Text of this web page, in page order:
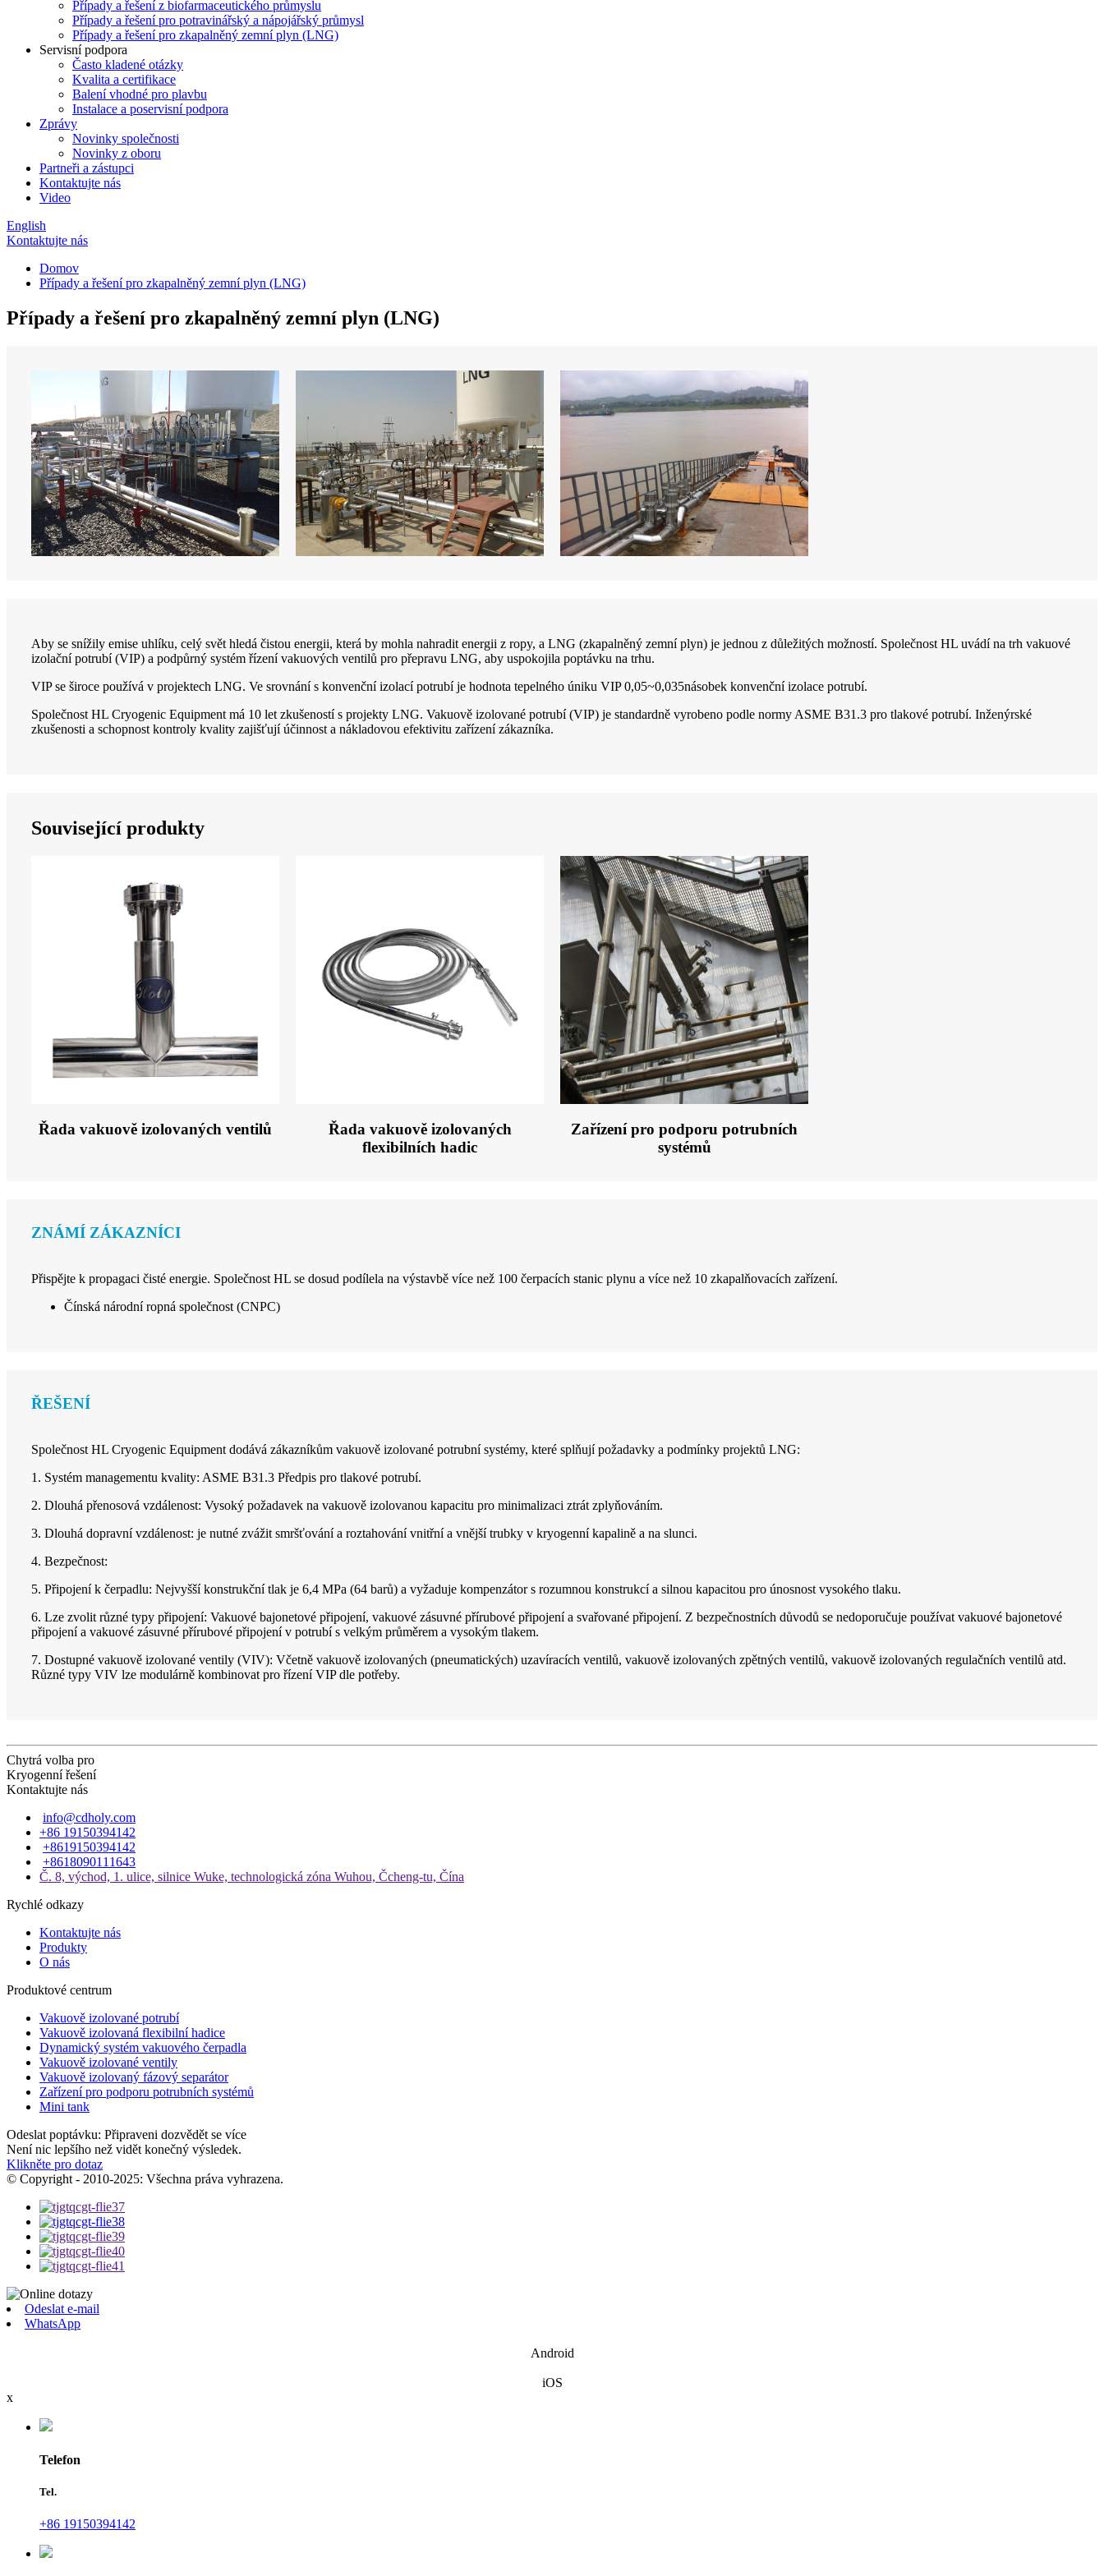
Případy a řešení z biofarmaceutického průmyslu
Případy a řešení pro potravinářský a nápojářský průmysl
Případy a řešení pro zkapalněný zemní plyn (LNG)
Servisní podpora
Často kladené otázky
Kvalita a certifikace
Balení vhodné pro plavbu
Instalace a poservisní podpora
Zprávy
Novinky společnosti
Novinky z oboru
Partneři a zástupci
Kontaktujte nás
Video
English
Kontaktujte nás
Domov
Případy a řešení pro zkapalněný zemní plyn (LNG)
Případy a řešení pro zkapalněný zemní plyn (LNG)
Aby se snížily emise uhlíku, celý svět hledá čistou energii, která by mohla nahradit energii z ropy, a LNG (zkapalněný zemní plyn) je jednou z důležitých možností. Společnost HL uvádí na trh vakuové
izolační potrubí (VIP) a podpůrný systém řízení vakuových ventilů pro přepravu LNG, aby uspokojila poptávku na trhu.
VIP se široce používá v projektech LNG. Ve srovnání s konvenční izolací potrubí je hodnota tepelného úniku VIP 0,05~0,035násobek konvenční izolace potrubí.
Společnost HL Cryogenic Equipment má 10 let zkušeností s projekty LNG. Vakuově izolované potrubí (VIP) je standardně vyrobeno podle normy ASME B31.3 pro tlakové potrubí. Inženýrské
zkušenosti a schopnost kontroly kvality zajišťují účinnost a nákladovou efektivitu zařízení zákazníka.
Související produkty
Řada vakuově izolovaných ventilů
Řada vakuově izolovaných
flexibilních hadic
Zařízení pro podporu potrubních
systémů
ZNÁMÍ ZÁKAZNÍCI
Přispějte k propagaci čisté energie. Společnost HL se dosud podílela na výstavbě více než 100 čerpacích stanic plynu a více než 10 zkapalňovacích zařízení.
Čínská národní ropná společnost (CNPC)
ŘEŠENÍ
Společnost HL Cryogenic Equipment dodává zákazníkům vakuově izolované potrubní systémy, které splňují požadavky a podmínky projektů LNG:
1. Systém managementu kvality: ASME B31.3 Předpis pro tlakové potrubí.
2. Dlouhá přenosová vzdálenost: Vysoký požadavek na vakuově izolovanou kapacitu pro minimalizaci ztrát zplyňováním.
3. Dlouhá dopravní vzdálenost: je nutné zvážit smršťování a roztahování vnitřní a vnější trubky v kryogenní kapalině a na slunci.
4. Bezpečnost:
5. Připojení k čerpadlu: Nejvyšší konstrukční tlak je 6,4 MPa (64 barů) a vyžaduje kompenzátor s rozumnou konstrukcí a silnou kapacitou pro únosnost vysokého tlaku.
6. Lze zvolit různé typy připojení: Vakuové bajonetové připojení, vakuové zásuvné přírubové připojení a svařované připojení. Z bezpečnostních důvodů se nedoporučuje používat vakuové bajonetové
připojení a vakuové zásuvné přírubové připojení v potrubí s velkým průměrem a vysokým tlakem.
7. Dostupné vakuově izolované ventily (VIV): Včetně vakuově izolovaných (pneumatických) uzavíracích ventilů, vakuově izolovaných zpětných ventilů, vakuově izolovaných regulačních ventilů atd.
Různé typy VIV lze modulárně kombinovat pro řízení VIP dle potřeby.
Chytrá volba pro
Kryogenní řešení
Kontaktujte nás
info@cdholy.com
+86 19150394142
+8619150394142
+8618090111643
Č. 8, východ, 1. ulice, silnice Wuke, technologická zóna Wuhou, Čcheng-tu, Čína
Rychlé odkazy
Kontaktujte nás
Produkty
O nás
Produktové centrum
Vakuově izolované potrubí
Vakuově izolovaná flexibilní hadice
Dynamický systém vakuového čerpadla
Vakuově izolované ventily
Vakuově izolovaný fázový separátor
Zařízení pro podporu potrubních systémů
Mini tank
Odeslat poptávku: Připraveni dozvědět se více
Není nic lepšího než vidět konečný výsledek.
Klikněte pro dotaz
© Copyright - 2010-2025: Všechna práva vyhrazena.
Odeslat e-mail
WhatsApp
Android
iOS
x
Telefon
Tel.
+86 19150394142